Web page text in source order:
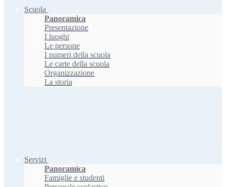
Scuola
Panoramica
Presentazione
I luoghi
Le persone
I numeri della scuola
Le carte della scuola
Organizzazione
La storia
Servizi
Panoramica
Famiglie e studenti